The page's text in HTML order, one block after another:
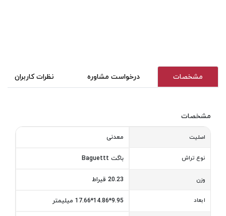
مشخصات درخواست مشاوره نظرات کاربران
مشخصات
اصلیت معدنی
نوع تراش باگت Baguettt
وزن 20.23 قیراط
ابعاد 9.95*14.86*17.66 میلیمتر